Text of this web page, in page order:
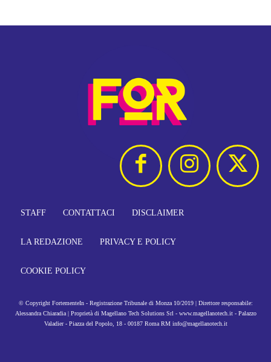
STAFF CONTATTACI DISCLAIMER
LA REDAZIONE PRIVACY E POLICY
COOKIE POLICY
© Copyright FortementeIn - Registrazione Tribunale di Monza 10/2019 | Direttore responsabile:
Alessandra Chiaradia | Proprietà di Magellano Tech Solutions Srl - www.magellanotech.it - Palazzo
Valadier - Piazza del Popolo, 18 - 00187 Roma RM info@magellanotech.it